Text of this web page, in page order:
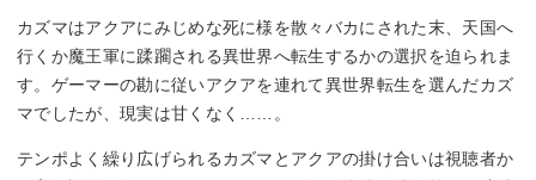
カズマはアクアにみじめな死に様を散々バカにされた末、天国へ
行くか魔王軍に蹂躙される異世界へ転生するかの選択を迫られま
す。ゲーマーの勘に従いアクアを連れて異世界転生を選んだカズ
マでしたが、現実は甘くなく……。
テンポよく繰り広げられるカズマとアクアの掛け合いは視聴者か